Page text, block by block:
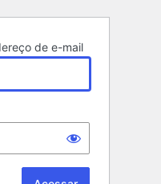
de e-mail